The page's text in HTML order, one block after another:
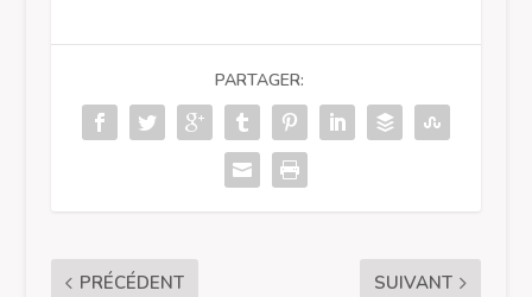
PARTAGER:
PRÉCÉDENT SUIVANT